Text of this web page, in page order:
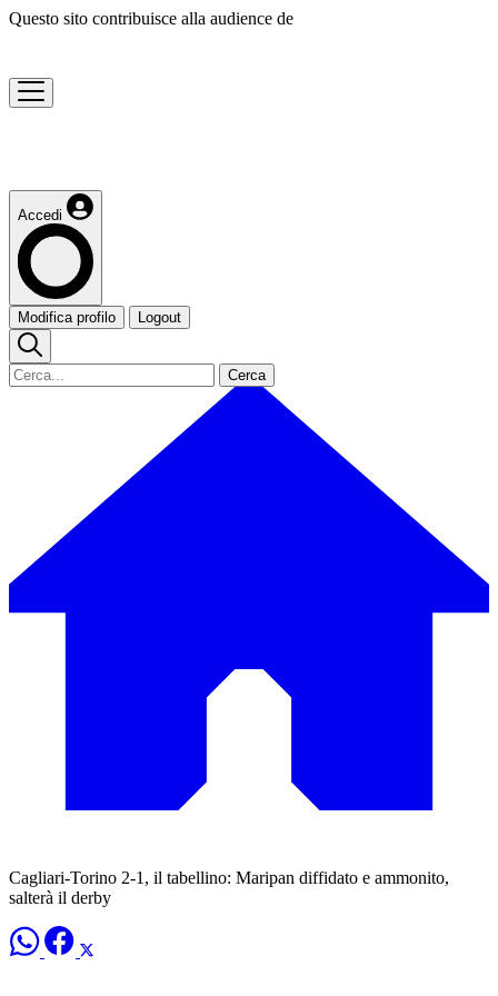
Questo sito contribuisce alla audience de
Accedi
Modifica profilo Logout
Cerca
Cagliari-Torino 2-1, il tabellino: Maripan diffidato e ammonito,
salterà il derby